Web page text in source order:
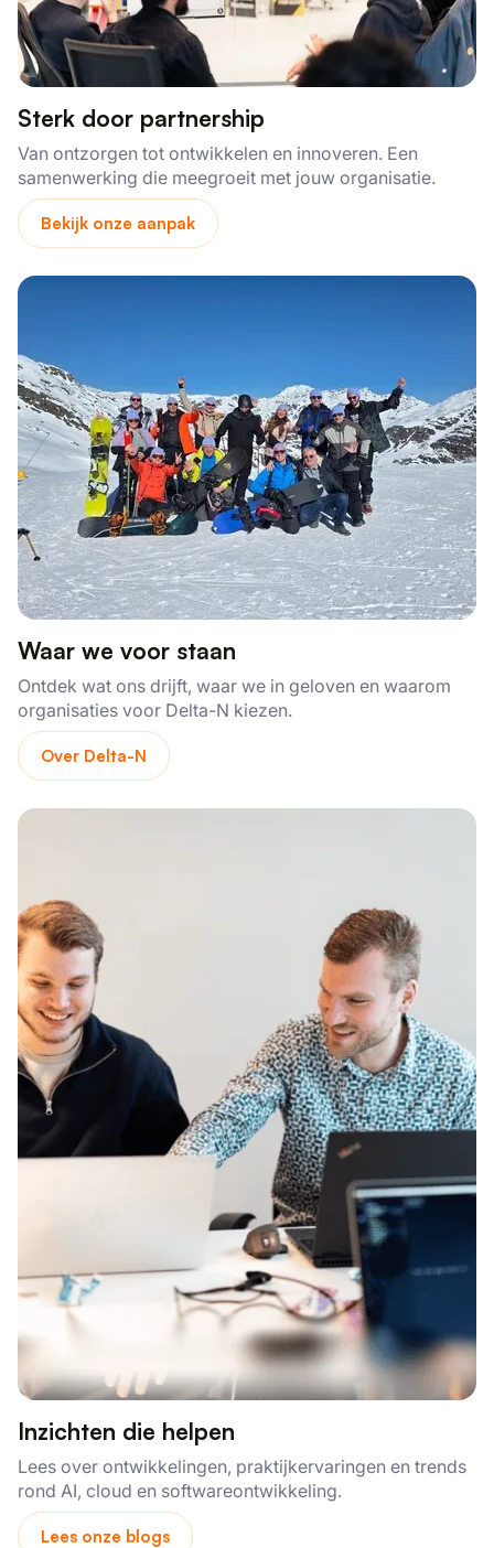
Sterk door partnership
Van ontzorgen tot ontwikkelen en innoveren. Een
samenwerking die meegroeit met jouw organisatie.
Bekijk onze aanpak
Waar we voor staan
Ontdek wat ons drijft, waar we in geloven en waarom
organisaties voor Delta-N kiezen.
Over Delta-N
Inzichten die helpen
Lees over ontwikkelingen, praktijkervaringen en trends
rond AI, cloud en softwareontwikkeling.
Lees onze blogs